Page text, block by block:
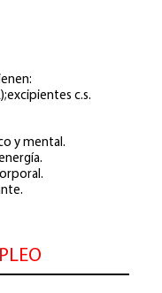
c.s.
y mental.